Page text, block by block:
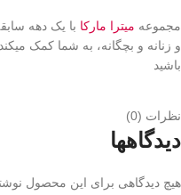
مجموعه میترا مارکا با یک دهه
و زنانه و بچگانه، به شما کمک
باشید
نظرات (0)
دیدگاهها
هیچ دیدگاهی برای این محصول